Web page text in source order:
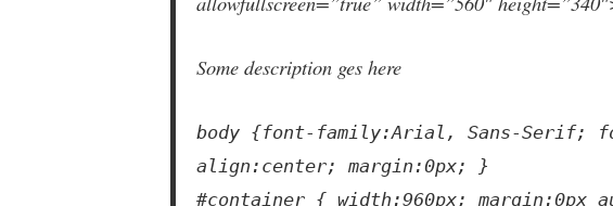
Some description ges here
body {font-family:Arial, Sans-Serif;
align:center; margin:0px; }
#container { width:960px;